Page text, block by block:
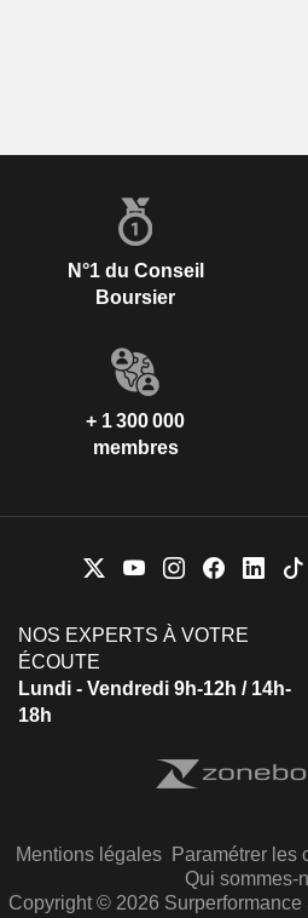
N°1 du Conseil
Boursier
+ 1 300 000
membres
NOS EXPERTS À VOTRE
ÉCOUTE
Lundi - Vendredi 9h-12h / 14h-
18h
Mentions légales Paramétrer les
Qui sommes-
Copyright © 2026 Surperformance